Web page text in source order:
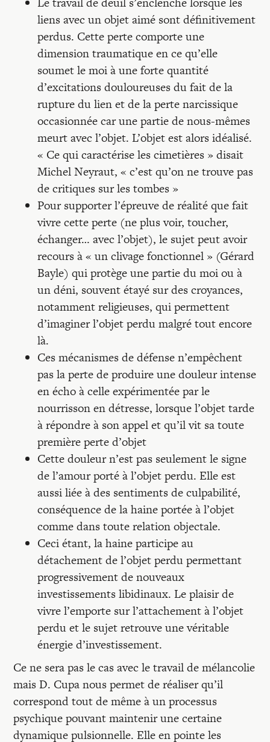
liens avec un objet aimé sont définitivement
perdus. Cette perte comporte une
dimension traumatique en ce qu’elle
soumet le moi à une forte quantité
d’excitations douloureuses du fait de la
rupture du lien et de la perte narcissique
occasionnée car une partie de nous-mêmes
meurt avec l’objet. L’objet est alors idéalisé.
« Ce qui caractérise les cimetières » disait
Michel Neyraut, « c’est qu’on ne trouve pas
de critiques sur les tombes »
Pour supporter l’épreuve de réalité que fait
vivre cette perte (ne plus voir, toucher,
échanger… avec l’objet), le sujet peut avoir
recours à « un clivage fonctionnel » (Gérard
Bayle) qui protège une partie du moi ou à
un déni, souvent étayé sur des croyances,
notamment religieuses, qui permettent
d’imaginer l’objet perdu malgré tout encore
là.
Ces mécanismes de défense n’empêchent
pas la perte de produire une douleur intense
en écho à celle expérimentée par le
nourrisson en détresse, lorsque l’objet tarde
à répondre à son appel et qu’il vit sa toute
première perte d’objet
Cette douleur n’est pas seulement le signe
de l’amour porté à l’objet perdu. Elle est
aussi liée à des sentiments de culpabilité,
conséquence de la haine portée à l’objet
comme dans toute relation objectale.
Ceci étant, la haine participe au
détachement de l’objet perdu permettant
progressivement de nouveaux
investissements libidinaux. Le plaisir de
vivre l’emporte sur l’attachement à l’objet
perdu et le sujet retrouve une véritable
énergie d’investissement.
Ce ne sera pas le cas avec le travail de mélancolie
mais D. Cupa nous permet de réaliser qu’il
correspond tout de même à un processus
psychique pouvant maintenir une certaine
dynamique pulsionnelle. Elle en pointe les